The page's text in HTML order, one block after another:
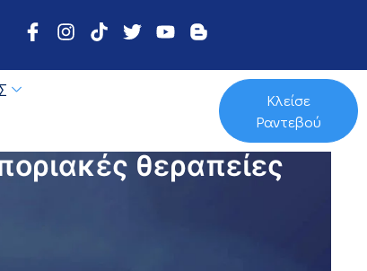
Κλείσε
Ραντεβού
θεραπείες